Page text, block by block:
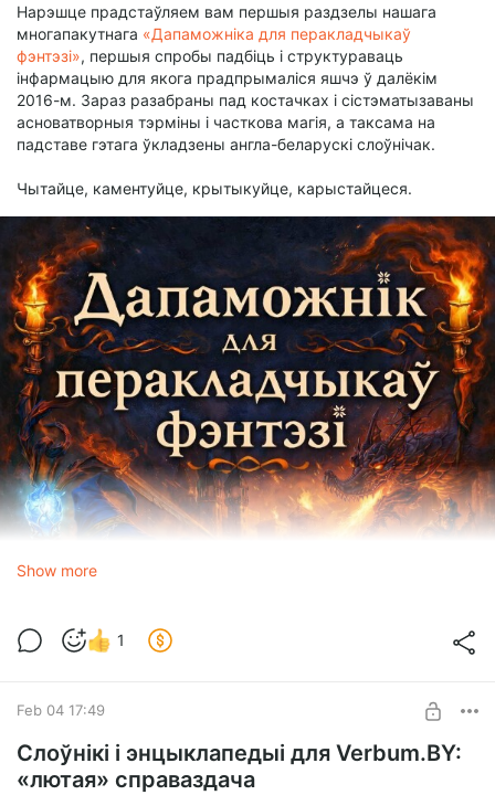
Нарэшце прадстаўляем вам першыя раздзелы нашага
многапакутнага «Дапаможніка для перакладчыкаў
фэнтэзі», першыя спробы падбіць і структураваць
інфармацыю для якога прадпрымаліся яшчэ ў далёкім
2016-м. Зараз разабраны пад костачках і сістэматызаваны
асноватворныя тэрміны і часткова магія, а таксама на
падставе гэтага ўкладзены англа-беларускі слоўнічак.
Чытайце, каментуйце, крытыкуйце, карыстайцеся.
Show more
1
Feb 04 17:49
Слоўнікі і энцыклапедыі для Verbum.BY:
«лютая» справаздача